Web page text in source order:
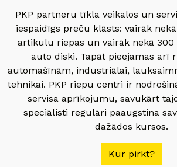
PKP partneru tīkla veikalos un
iespaidīgs preču klāsts: vairāk
artikulu riepas un vairāk nekā 300
auto diski. Tapāt pieejamas arī
automašīnām, industriālai,
tehnikai. PKP riepu centri ir
servisa aprīkojumu, savukārt
speciālisti regulāri paaugstina
dažādos kursos.
Kur pirkt?